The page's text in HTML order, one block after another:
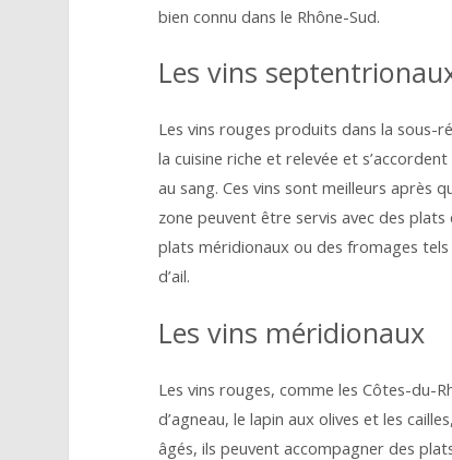
bien connu dans le Rhône-Sud.
Les vins
Les vins rouges produits dans la
la cuisine riche et relevée et
au sang. Ces vins sont meilleurs après
zone peuvent être servis avec des
plats méridionaux ou des fromages
d’ail.
Les vins méridionaux
Les vins rouges, comme les Côtes-du-
d’agneau, le lapin aux olives et les
âgés, ils peuvent accompagner des